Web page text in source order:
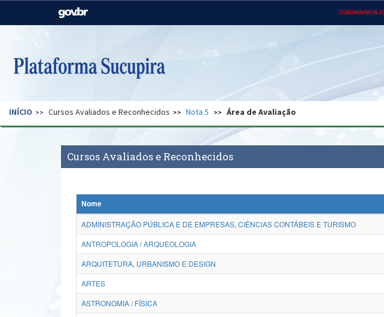
CORONAVÍRUS
Casa Civil
Pecuária e Abastecimento
Ministério do
Regional
Secretaria de Governo Gabinete de Segurança Advocacia-Geral da União
INÍCIO Cursos Avaliados e Reconhecidos Nota 5 Área de Avaliação
Cursos Avaliados e Reconhecidos
Nome
ADMINISTRAÇÃO PÚBLICA E DE EMPRESAS, CIÊNCIAS CONTÁBEIS E TURISMO
ANTROPOLOGIA / ARQUEOLOGIA
ARQUITETURA, URBANISMO E DESIGN
ARTES
ASTRONOMIA / FÍSICA